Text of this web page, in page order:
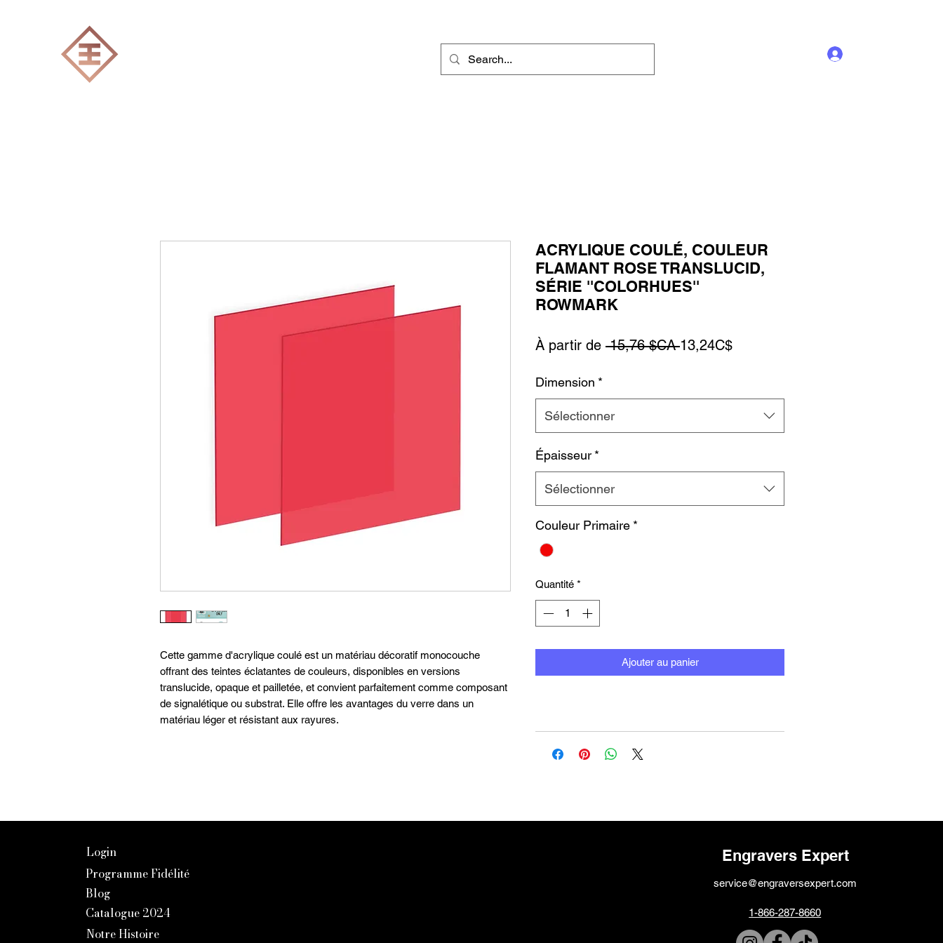
Cette gamme d'acrylique coulé est un matériau décoratif monocouche
offrant des teintes éclatantes de couleurs, disponibles en versions
translucide, opaque et pailletée, et convient parfaitement comme composant
de signalétique ou substrat. Elle offre les avantages du verre dans un
matériau léger et résistant aux rayures.
ACRYLIQUE COULÉ, COULEUR
FLAMANT ROSE TRANSLUCID,
SÉRIE ''COLORHUES''
ROWMARK
À partir de 15,76 $CA Prix
13,24C$Prix
Dimension *
Sélectionner
Épaisseur *
Sélectionner
Couleur Primaire *
Quantité *
Ajouter au panier
Login
Programme Fidélité
Blog
Catalogue 2024
Notre Histoire
Engravers Expert
service@engraversexpert.com
1-866-287-8660